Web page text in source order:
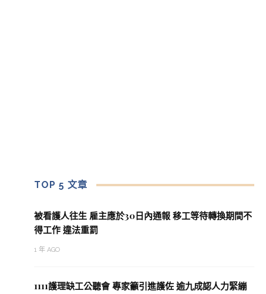
TOP 5 文章
被看護人往生 雇主應於30日內通報 移工等待轉換期間不
得工作 違法重罰
1 年 AGO
1111護理缺工公聽會 專家籲引進護佐 逾九成認人力緊繃